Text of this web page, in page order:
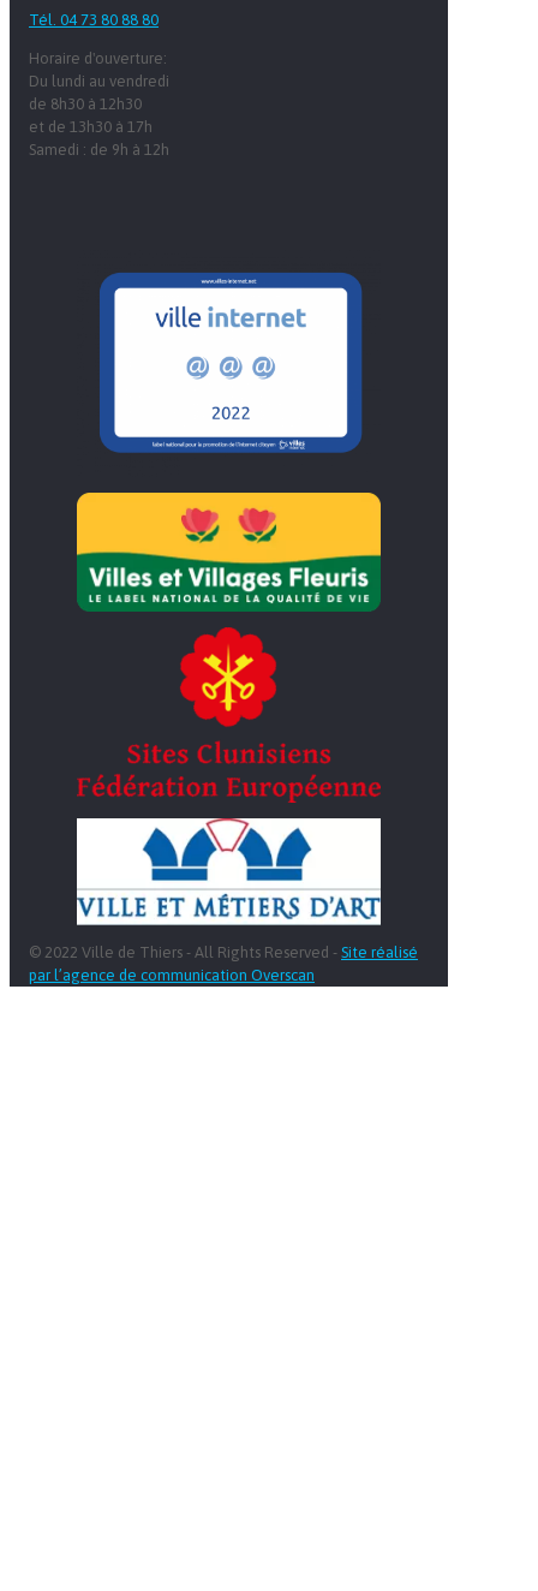
Tél. 04 73 80 88 80
Horaire d'ouverture:
Du lundi au vendredi
de 8h30 à 12h30
et de 13h30 à 17h
Samedi : de 9h à 12h
© 2022 Ville de Thiers - All Rights Reserved - Site réalisé
par l’agence de communication Overscan